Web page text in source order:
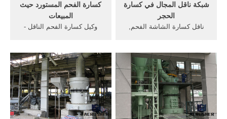
كسارة الفحم المستورد حيث
المبيعات
وكيل كسارة الفحم الناقل -
الناقل,انخفاض سعر يميل
الحزام, الدردشة مع المبيعات
[الدردشة على الانترنت]
المستورد كسارة الأسطوانة
في إندونيسيا
شبكة ناقل المجال في كسارة
الحجر
ناقل كسارة الشاشة الفحم,
الحزام الناقل مبيعات
الاستفسار فائض الفحم كسارة
الحزام الناقل الحجر تستخدم
حزام ناقل محطم الحزام الناقل
للحجر . أكثر من